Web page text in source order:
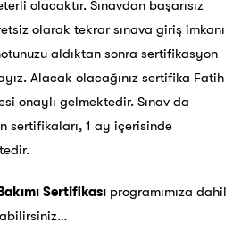
olacaktır. Sınavdan başarısız
olarak tekrar sınava giriş imkanı
aldıktan sonra sertifikasyon
Alacak olacağınız sertifika Fatih
onaylı gelmektedir. Sınav da
sertifikaları, 1 ay içerisinde
Sertifikası programımıza dahil